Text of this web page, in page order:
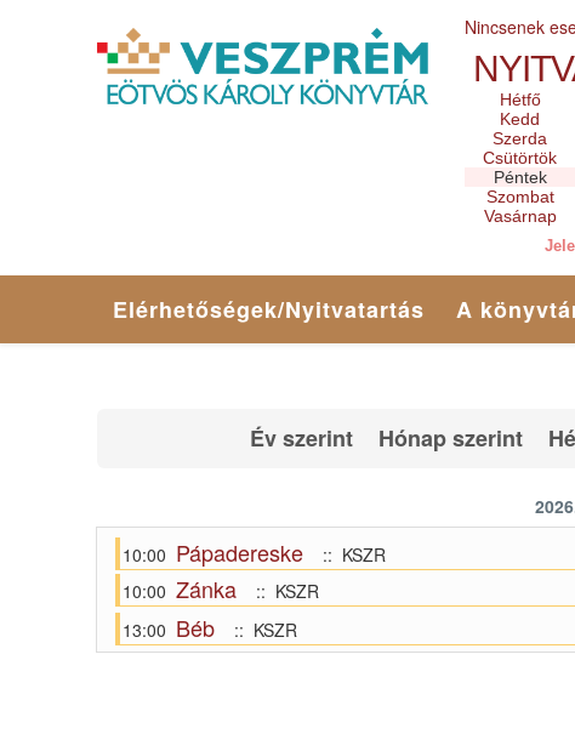
Nincsenek
Hétfő
Kedd
Szerda
Csütörtök
Péntek
Szombat
Vasárnap
Elérhetőségek/Nyitvatartás A
Év szerint Hónap szerint
10:00 Pápadereske
:: KSZR
10:00 Zánka
:: KSZR
13:00 Béb :: KSZR